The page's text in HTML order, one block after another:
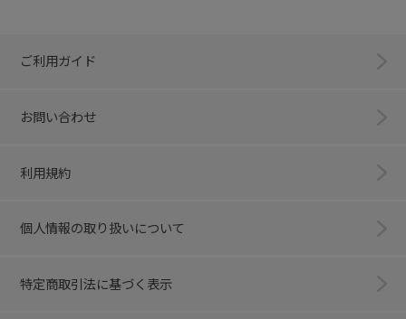
ご利用ガイド
お問い合わせ
利用規約
個人情報の取り扱いについて
特定商取引法に基づく表示